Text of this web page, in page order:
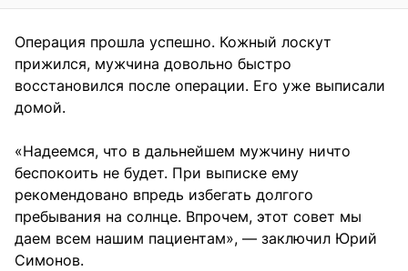
Операция прошла успешно. Кожный лоскут
прижился, мужчина довольно быстро
восстановился после операции. Его уже выписали
домой.
«Надеемся, что в дальнейшем мужчину ничто
беспокоить не будет. При выписке ему
рекомендовано впредь избегать долгого
пребывания на солнце. Впрочем, этот совет мы
даем всем нашим пациентам», — заключил Юрий
Симонов.